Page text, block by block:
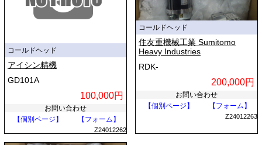
コールドヘッド
アイシン精機
GD101A
100,000円
お問い合わせ
【個別ページ】
【フォーム】
Z24012262
コールドヘッド
住友重機械工業 Sumitomo
Heavy Industries
RDK-
200,000円
お問い合わせ
【個別ページ】
【フォーム】
Z24012263